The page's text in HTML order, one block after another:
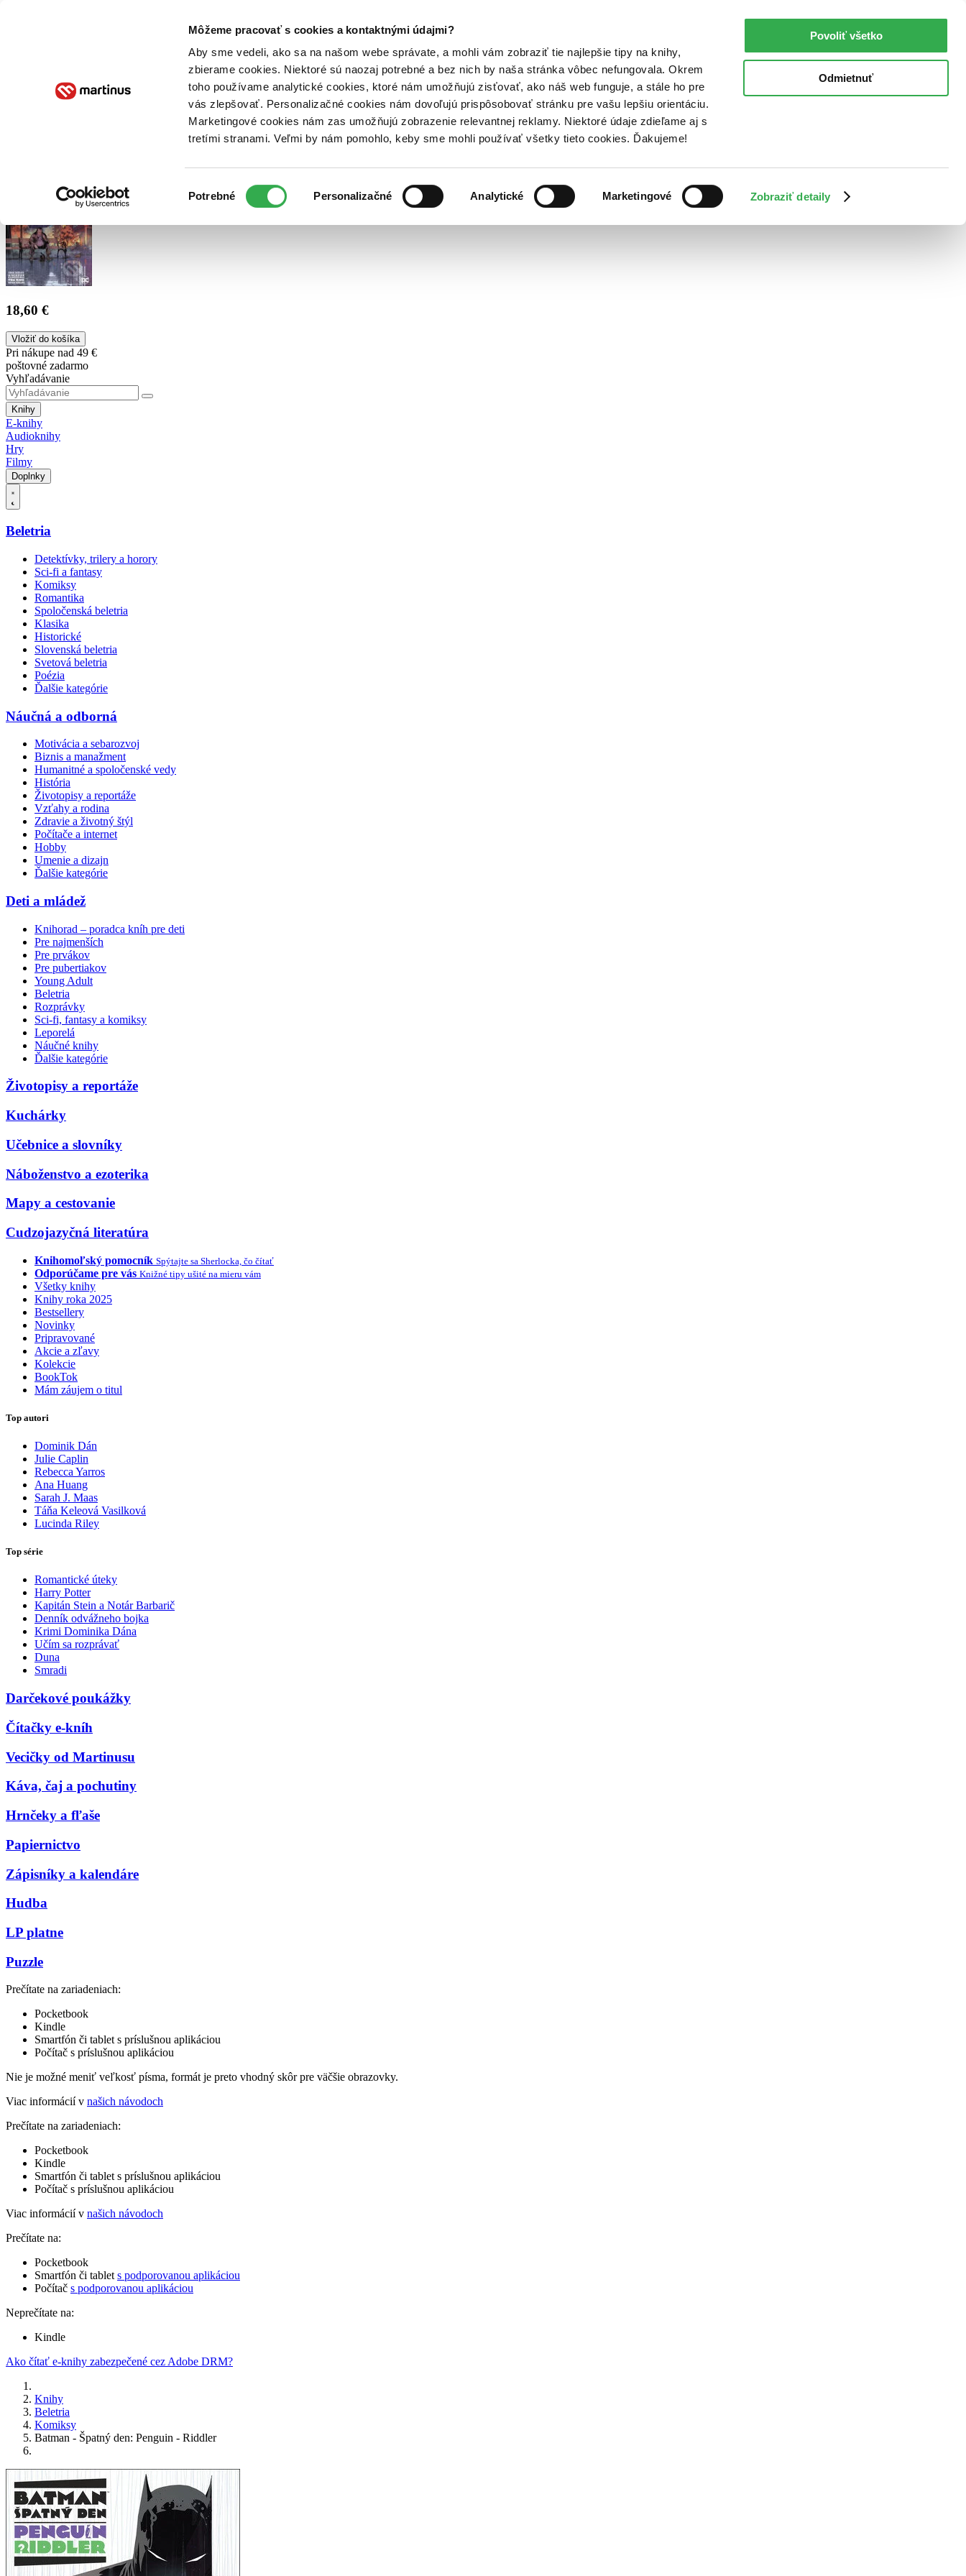
Môžeme pracovať s cookies a kontaktnými údajmi?
Aby sme vedeli, ako sa na našom webe správate, a mohli vám zobraziť tie najlepšie tipy na knihy,
zbierame cookies. Niektoré sú naozaj potrebné a bez nich by naša stránka vôbec nefungovala. Okrem
toho používame analytické cookies, ktoré nám umožňujú zisťovať, ako náš web funguje, a stále ho pre
vás zlepšovať. Personalizačné cookies nám dovoľujú prispôsobovať stránku pre vašu lepšiu orientáciu.
Marketingové cookies nám zas umožňujú zobrazenie relevantnej reklamy. Niektoré údaje zdieľame aj s
tretími stranami. Veľmi by nám pomohlo, keby sme mohli používať všetky tieto cookies. Ďakujeme!
súhlasu
Potrebné Personalizačné Analytické Marketingové Zobraziť detaily
Povoliť všetko
Odmietnuť
Poukážky Kontakt
18,60 €
Vložiť do košíka
Pri nákupe nad 49 €
poštovné zadarmo
Vyhľadávanie
Knihy
E-knihy
Audioknihy
Hry
Filmy
Doplnky
Beletria
Detektívky, trilery a horory
Sci-fi a fantasy
Komiksy
Romantika
Spoločenská beletria
Klasika
Historické
Slovenská beletria
Svetová beletria
Poézia
Ďalšie kategórie
Náučná a odborná
Motivácia a sebarozvoj
Biznis a manažment
Humanitné a spoločenské vedy
História
Životopisy a reportáže
Vzťahy a rodina
Zdravie a životný štýl
Počítače a internet
Hobby
Umenie a dizajn
Ďalšie kategórie
Deti a mládež
Knihorad – poradca kníh pre deti
Pre najmenších
Pre prvákov
Pre pubertiakov
Young Adult
Beletria
Rozprávky
Sci-fi, fantasy a komiksy
Leporelá
Náučné knihy
Ďalšie kategórie
Životopisy a reportáže
Kuchárky
Učebnice a slovníky
Náboženstvo a ezoterika
Mapy a cestovanie
Cudzojazyčná literatúra
Knihomoľský pomocník Spýtajte sa Sherlocka, čo čítať
Odporúčame pre vás Knižné tipy ušité na mieru vám
Všetky knihy
Knihy roka 2025
Bestsellery
Novinky
Pripravované
Akcie a zľavy
Kolekcie
BookTok
Mám záujem o titul
Top autori
Dominik Dán
Julie Caplin
Rebecca Yarros
Ana Huang
Sarah J. Maas
Táňa Keleová Vasilková
Lucinda Riley
Top série
Romantické úteky
Harry Potter
Kapitán Stein a Notár Barbarič
Denník odvážneho bojka
Krimi Dominika Dána
Učím sa rozprávať
Duna
Smradi
Darčekové poukážky
Čítačky e-kníh
Vecičky od Martinusu
Káva, čaj a pochutiny
Hrnčeky a fľaše
Papiernictvo
Zápisníky a kalendáre
Hudba
LP platne
Puzzle
Prečítate na zariadeniach:
Pocketbook
Kindle
Smartfón či tablet s príslušnou aplikáciou
Počítač s príslušnou aplikáciou
Nie je možné meniť veľkosť písma, formát je preto vhodný skôr pre väčšie obrazovky.
Viac informácií v našich návodoch
Prečítate na zariadeniach:
Pocketbook
Kindle
Smartfón či tablet s príslušnou aplikáciou
Počítač s príslušnou aplikáciou
Viac informácií v našich návodoch
Prečítate na:
Pocketbook
Smartfón či tablet s podporovanou aplikáciou
Počítač s podporovanou aplikáciou
Neprečítate na:
Kindle
Ako čítať e-knihy zabezpečené cez Adobe DRM?
Knihy
Beletria
Komiksy
Batman - Špatný den: Penguin - Riddler